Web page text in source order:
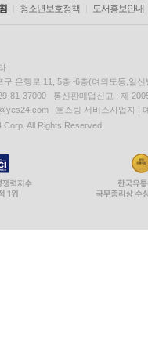
청소년보호정책 도서홍보안내
구 은행로 11, 5층~6층(여의도동,일신
81-37000 통신판매업신고 : 제
호스팅 서비스사업자 :
All Rights Reserved.